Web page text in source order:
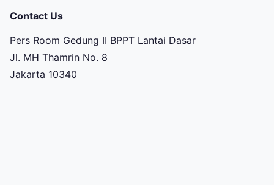
Contact Us
Pers Room Gedung II BPPT Lantai Dasar
Jl. MH Thamrin No. 8
Jakarta 10340